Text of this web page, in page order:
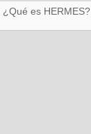
¿Qué es HERMES?